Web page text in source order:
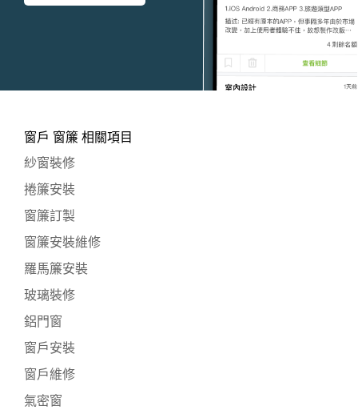
窗戶 窗簾 相關項目
紗窗裝修
捲簾安裝
窗簾訂製
窗簾安裝維修
羅馬簾安裝
玻璃裝修
鋁門窗
窗戶安裝
窗戶維修
氣密窗